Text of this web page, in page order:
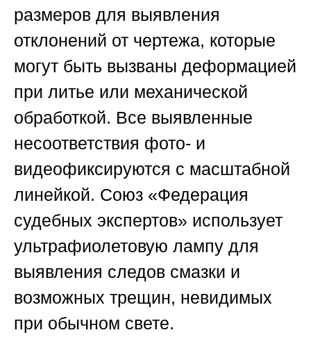
размеров для выявления
отклонений от чертежа, которые
могут быть вызваны деформацией
при литье или механической
обработкой. Все выявленные
несоответствия фото- и
видеофиксируются с масштабной
линейкой. Союз «Федерация
судебных экспертов» использует
ультрафиолетовую лампу для
выявления следов смазки и
возможных трещин, невидимых
при обычном свете.